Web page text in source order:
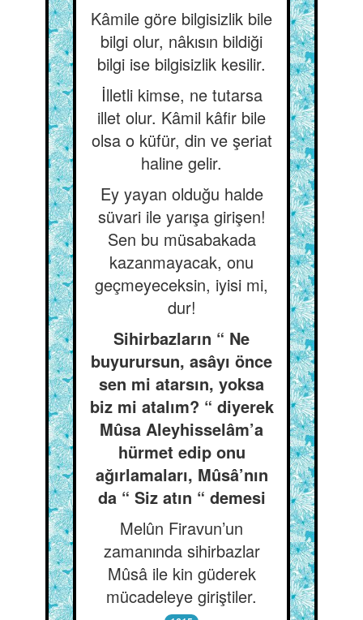
Kâmile göre bilgisizlik bile
bilgi olur, nâkısın bildiği
bilgi ise bilgisizlik kesilir.
İlletli kimse, ne tutarsa
illet olur. Kâmil kâfir bile
olsa o küfür, din ve şeriat
haline gelir.
Ey yayan olduğu halde
süvari ile yarışa girişen!
Sen bu müsabakada
kazanmayacak, onu
geçmeyeceksin, iyisi mi,
dur!
Sihirbazların “ Ne
buyurursun, asâyı önce
sen mi atarsın, yoksa
biz mi atalım? “ diyerek
Mûsa Aleyhisselâm’a
hürmet edip onu
ağırlamaları, Mûsâ’nın
da “ Siz atın “ demesi
Melûn Firavun’un
zamanında sihirbazlar
Mûsâ ile kin güderek
mücadeleye giriştiler.